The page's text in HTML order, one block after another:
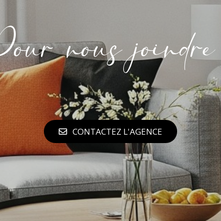
nous
CONTACTEZ L'AGENCE